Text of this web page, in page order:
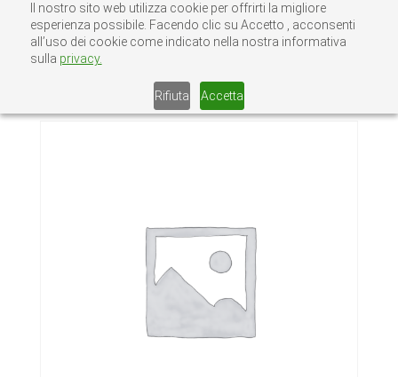
Il nostro sito web utilizza cookie per offrirti la migliore
esperienza possibile. Facendo clic su Accetto , acconsenti
all’uso dei cookie come indicato nella nostra informativa
sulla privacy.
Rifiuta Accetta
Home/Senza categoria